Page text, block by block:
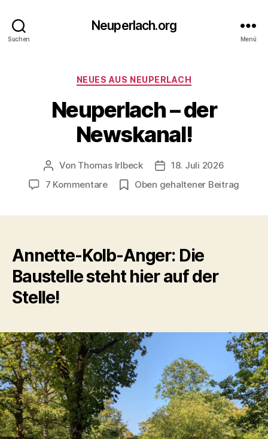
Suchen
Neuperlach.org
Menü
Kategorien
NEUES AUS NEUPERLACH
Neuperlach – der
Newskanal!
Beitragsautor
Von Thomas Irlbeck Veröffentlichungsdatum
18. Juli 2026
7 Kommentarezu
Oben gehaltener Beitrag
Annette-Kolb-Anger: Die
Baustelle steht hier auf der
Stelle!